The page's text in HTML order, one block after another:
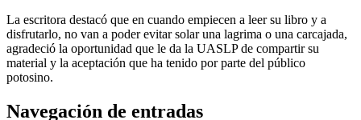
La escritora destacó que en cuando empiecen a leer su libro y a
disfrutarlo, no van a poder evitar solar una lagrima o una carcajada,
agradeció la oportunidad que le da la UASLP de compartir su
material y la aceptación que ha tenido por parte del público
potosino.
Navegación de entradas